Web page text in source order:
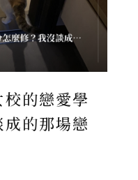
校的戀愛學
的那場戀